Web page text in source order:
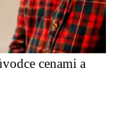
cenami a